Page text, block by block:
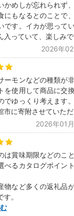
かめしが忘れられず
にもなるとのことで
です。イカが思って
入っていて、楽しみ
2026年
ーモンなどの種類が
を使用して商品に交
でゆっくり考えます
市に寄附させていただ
2026年01
は賞味期限などのこ
べるカタログポイン
物など多くの返礼品
。